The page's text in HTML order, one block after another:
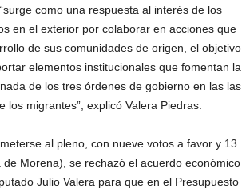
como una respuesta al interés de los
en el exterior por colaborar en acciones que
de sus comunidades de origen, el objetivo
elementos institucionales que fomentan la
de los tres órdenes de gobierno en las las
los migrantes”, explicó Valera Piedras.
al pleno, con nueve votos a favor y 13
Morena), se rechazó el acuerdo económico
Julio Valera para que en el Presupuesto